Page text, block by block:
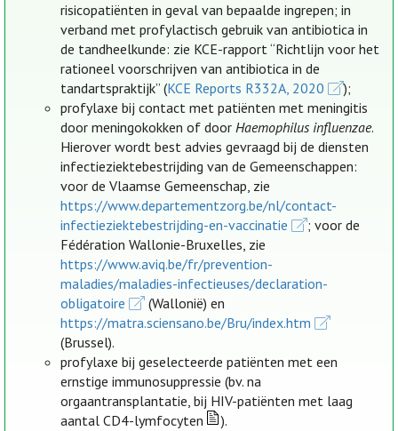
risicopatiënten in geval van bepaalde ingrepen; in
verband met profylactisch gebruik van antibiotica in
de tandheelkunde: zie KCE-rapport “Richtlijn voor het
rationeel voorschrijven van antibiotica in de
tandartspraktijk” (KCE Reports R332A, 2020
);
profylaxe bij contact met patiënten met meningitis
door meningokokken of doorHaemophilus influenzae.
Hierover wordt best advies gevraagd bij de diensten
infectieziektebestrijding van de Gemeenschappen:
voor de Vlaamse Gemeenschap, zie
https://www.departementzorg.be/nl/contact-
infectieziektebestrijding-en-vaccinatie
; voor de
Fédération Wallonie-Bruxelles, zie
https://www.aviq.be/fr/prevention-
maladies/maladies-infectieuses/declaration-
obligatoire
(Wallonië) en
https://matra.sciensano.be/Bru/index.htm
(Brussel).
profylaxe bij geselecteerde patiënten met een
ernstige immunosuppressie (bv. na
orgaantransplantatie, bij HIV-patiënten met laag
aantal CD4-lymfocyten
).